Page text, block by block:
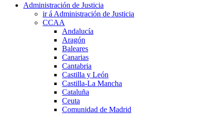
Administración de Justicia
ir á Administración de Justicia
CCAA
Andalucía
Aragón
Baleares
Canarias
Cantabria
Castilla y León
Castilla-La Mancha
Cataluña
Ceuta
Comunidad de Madrid